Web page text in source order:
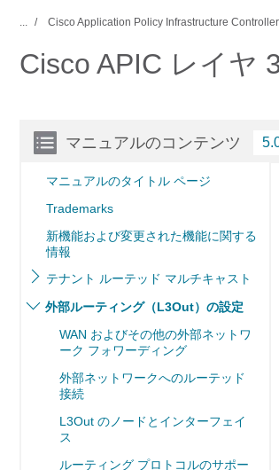
... Cisco Application Policy Infrastructure Controller
Cisco APIC レイヤ
マニュアルのコンテンツ
マニュアルのタイトル ページ
Trademarks
新機能および変更された機能に関する
情報
テナント ルーテッド マルチキャスト
外部ルーティング（L3Out）の設定
WAN およびその他の外部ネットワ
ーク フォワーディング
外部ネットワークへのルーテッド
接続
L3Out のノードとインターフェイ
ス
ルーティング プロトコルのサポー